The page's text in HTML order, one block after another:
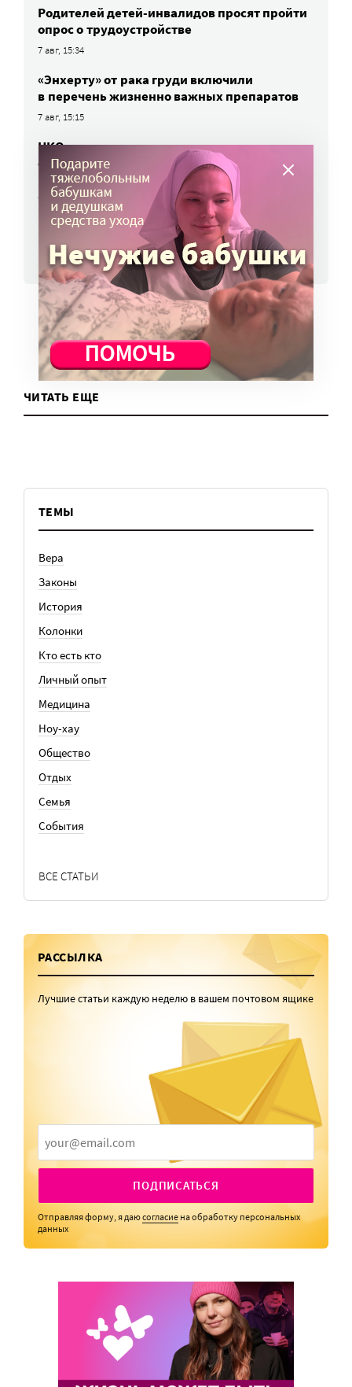
Родителей детей-инвалидов просят пройти
опрос о трудоустройстве
7 авг, 15:34
«Энхерту» от рака груди включили
в перечень жизненно важных препаратов
7 авг, 15:15
НКО часто рискуют нарушить закон
о персональных данных. Как этого
избежать?
7 авг, 13:13
ВСЕ НОВОСТИ
ЧИТАТЬ ЕЩЕ
ТЕМЫ
Вера
Законы
История
Колонки
Кто есть кто
Личный опыт
Медицина
Ноу-хау
Общество
Отдых
Семья
События
ВСЕ СТАТЬИ
РАССЫЛКА
Лучшие статьи каждую неделю в вашем почтовом ящике
ПОДПИСАТЬСЯ
Отправляя форму, я даюсогласие на обработку персональных
данных